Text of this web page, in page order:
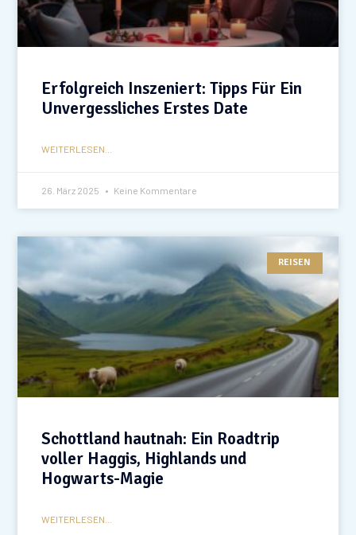
Erfolgreich Inszeniert: Tipps Für Ein
Unvergessliches Erstes Date
WEITERLESEN...
26. März 2025 Keine Kommentare
REISEN
Schottland hautnah: Ein Roadtrip
voller Haggis, Highlands und
Hogwarts-Magie
WEITERLESEN...